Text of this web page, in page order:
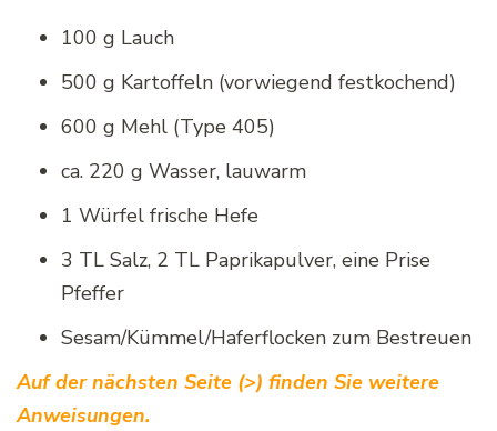
100 g Lauch
500 g Kartoffeln (vorwiegend festkochend)
600 g Mehl (Type 405)
ca. 220 g Wasser, lauwarm
1 Würfel frische Hefe
3 TL Salz, 2 TL Paprikapulver, eine Prise
Pfeffer
Sesam/Kümmel/Haferflocken zum Bestreuen
Auf der nächsten Seite (>) finden Sie weitere
Anweisungen.